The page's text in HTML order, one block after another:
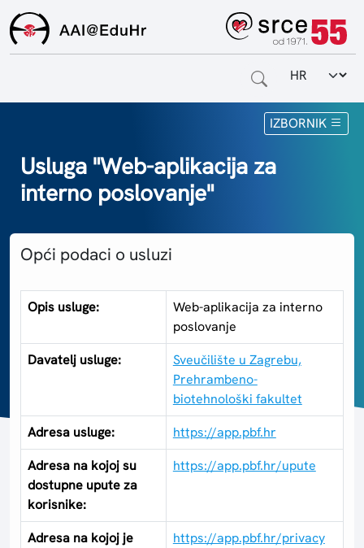
Odabir
IZBORNIK
Za krajnje korisnike
Za davatelje usluga
Za matične ustanove
Kontakt
Usluga "Web-aplikacija za
interno poslovanje"
Opći podaci o usluzi
Opis usluge:
Web-aplikacija za interno
poslovanje
Davatelj usluge:
Sveučilište u Zagrebu,
Prehrambeno-
biotehnološki fakultet
Adresa usluge:
https://app.pbf.hr
Adresa na kojoj su
dostupne upute za
korisnike:
https://app.pbf.hr/upute
Adresa na kojoj je
https://app.pbf.hr/privacy